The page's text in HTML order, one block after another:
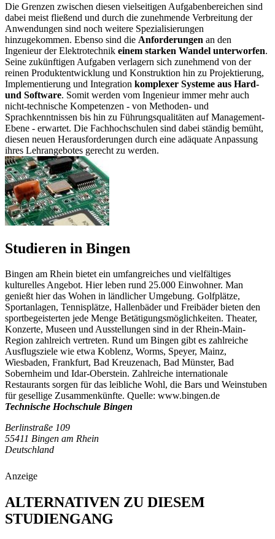
Die Grenzen zwischen diesen vielseitigen Aufgabenbereichen sind
dabei meist fließend und durch die zunehmende Verbreitung der
Anwendungen sind noch weitere Spezialisierungen
hinzugekommen. Ebenso sind die Anforderungen an den
Ingenieur der Elektrotechnik einem starken Wandel unterworfen.
Seine zukünftigen Aufgaben verlagern sich zunehmend von der
reinen Produktentwicklung und Konstruktion hin zu Projektierung,
Implementierung und Integration komplexer Systeme aus Hard-
und Software. Somit werden vom Ingenieur immer mehr auch
nicht-technische Kompetenzen - von Methoden- und
Sprachkenntnissen bis hin zu Führungsqualitäten auf Management-
Ebene - erwartet. Die Fachhochschulen sind dabei ständig bemüht,
diesen neuen Herausforderungen durch eine adäquate Anpassung
ihres Lehrangebotes gerecht zu werden.
Studieren in Bingen
Bingen am Rhein bietet ein umfangreiches und vielfältiges
kulturelles Angebot. Hier leben rund 25.000 Einwohner. Man
genießt hier das Wohen in ländlicher Umgebung. Golfplätze,
Sportanlagen, Tennisplätze, Hallenbäder und Freibäder bieten den
sportbegeisterten jede Menge Betätigungsmöglichkeiten. Theater,
Konzerte, Museen und Ausstellungen sind in der Rhein-Main-
Region zahlreich vertreten. Rund um Bingen gibt es zahlreiche
Ausflugsziele wie etwa Koblenz, Worms, Speyer, Mainz,
Wiesbaden, Frankfurt, Bad Kreuzenach, Bad Münster, Bad
Sobernheim und Idar-Oberstein. Zahlreiche internationale
Restaurants sorgen für das leibliche Wohl, die Bars und Weinstuben
für gesellige Zusammenkünfte. Quelle: www.bingen.de
Technische Hochschule Bingen
Berlinstraße 109
55411 Bingen am Rhein
Deutschland
Anzeige
ALTERNATIVEN ZU DIESEM
STUDIENGANG